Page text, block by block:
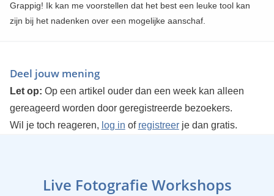
Grappig! Ik kan me voorstellen dat het best een leuke tool kan
zijn bij het nadenken over een mogelijke aanschaf.
Deel jouw mening
Let op: Op een artikel ouder dan een week kan alleen
gereageerd worden door geregistreerde bezoekers.
Wil je toch reageren, log in of registreerje dan gratis.
Live Fotografie Workshops